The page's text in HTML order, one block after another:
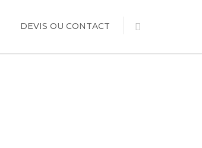
DEVIS OU CONTACT